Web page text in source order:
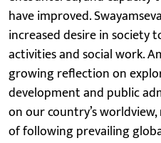
have improved.
increased desire in society
activities and social work.
growing reflection on
development and public
on our country’s
of following prevailing